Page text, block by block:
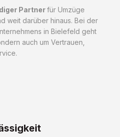
Partnerfür Umzüge
weit darüber hinaus. Bei der
in Bielefeld geht
auch um Vertrauen,